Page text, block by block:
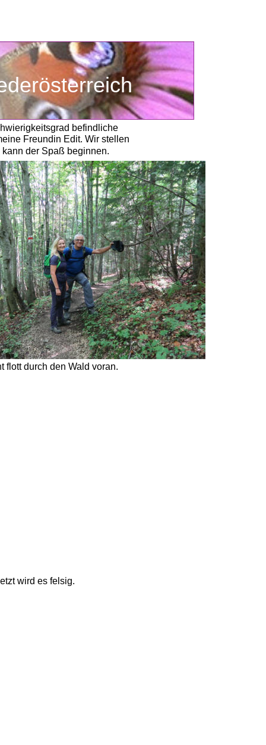
befindliche
Freundin Edit. Wir stellen
der Spaß beginnen.
flott durch den Wald voran.
wird es felsig.